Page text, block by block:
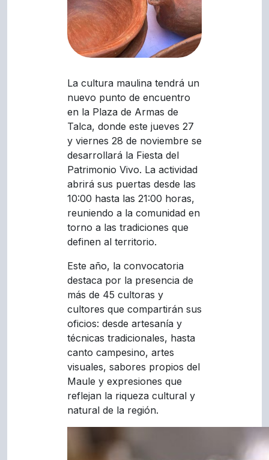
La cultura maulina tendrá un
nuevo punto de encuentro
en la Plaza de Armas de
Talca, donde este jueves 27
y viernes 28 de noviembre se
desarrollará la Fiesta del
Patrimonio Vivo. La actividad
abrirá sus puertas desde las
10:00 hasta las 21:00 horas,
reuniendo a la comunidad en
torno a las tradiciones que
definen al territorio.
Este año, la convocatoria
destaca por la presencia de
más de 45 cultoras y
cultores que compartirán sus
oficios: desde artesanía y
técnicas tradicionales, hasta
canto campesino, artes
visuales, sabores propios del
Maule y expresiones que
reflejan la riqueza cultural y
natural de la región.